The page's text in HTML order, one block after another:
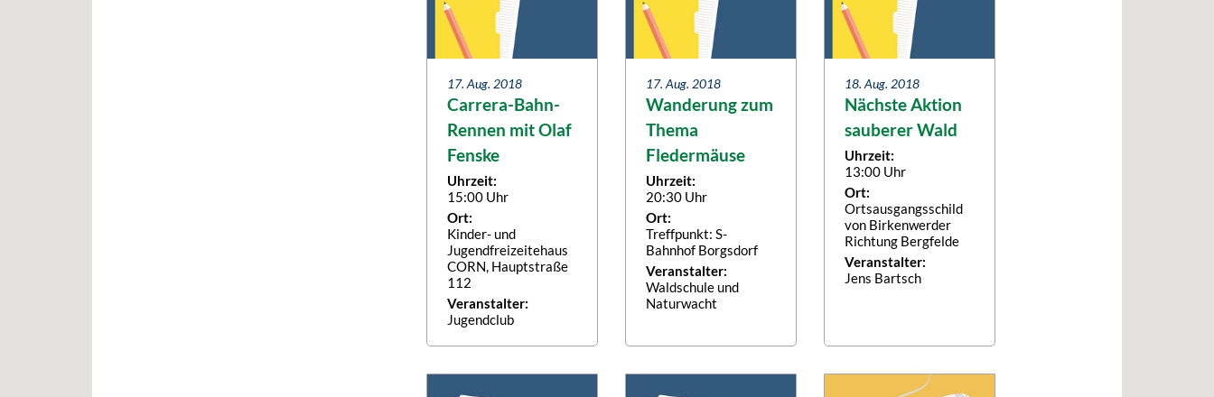
17. Aug. 2018
Carrera-Bahn-
Rennen mit Olaf
Fenske
Uhrzeit:
15:00 Uhr
Ort:
Kinder- und
Jugendfreizeitehaus
CORN, Hauptstraße
112
Veranstalter:
Jugendclub
17. Aug. 2018
Wanderung zum
Thema
Fledermäuse
Uhrzeit:
20:30 Uhr
Ort:
Treffpunkt: S-
Bahnhof Borgsdorf
Veranstalter:
Waldschule und
Naturwacht
18. Aug. 2018
Nächste Aktion
sauberer Wald
Uhrzeit:
13:00 Uhr
Ort:
Ortsausgangsschild
von Birkenwerder
Richtung Bergfelde
Veranstalter:
Jens Bartsch